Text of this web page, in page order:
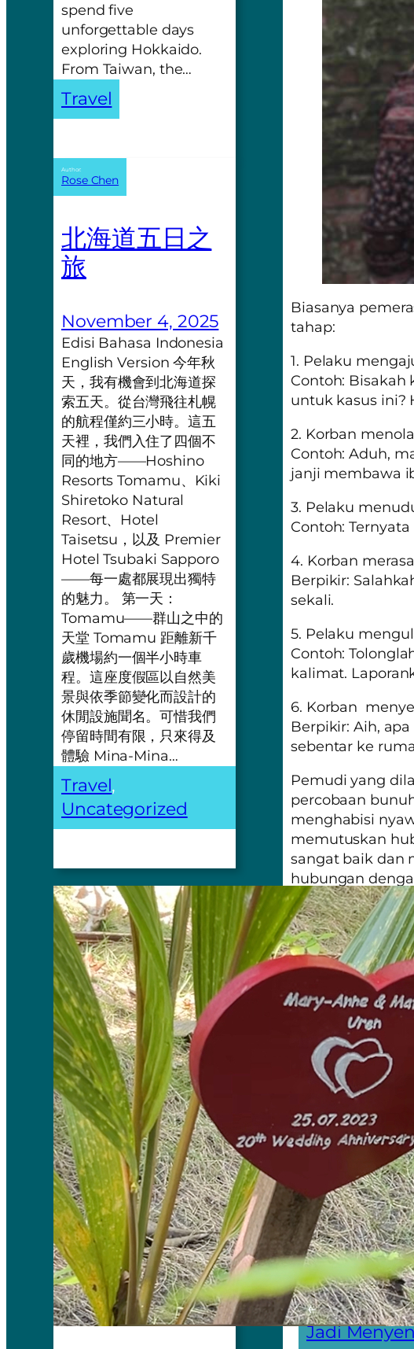
spend five
unforgettable days
exploring Hokkaido.
From Taiwan, the…
Travel
Author:
Rose Chen
北海道五日之
旅
November 4, 2025
Edisi Bahasa Indonesia
English Version 今年秋
天，我有機會到北海道探
索五天。從台灣飛往札幌
的航程僅約三小時。這五
天裡，我們入住了四個不
同的地方——Hoshino
Resorts Tomamu、Kiki
Shiretoko Natural
Resort、Hotel
Taisetsu，以及 Premier
Hotel Tsubaki Sapporo
——每一處都展現出獨特
的魅力。 第一天：
Tomamu——群山之中的
天堂 Tomamu 距離新千
歲機場約一個半小時車
程。這座度假區以自然美
景與依季節變化而設計的
休閒設施聞名。可惜我們
停留時間有限，只來得及
體驗 Mina-Mina…
Travel
Uncategorized
Biasanya
tahap:
1. Pelaku
Contoh:
untuk kasus ini?
2. Korban
Contoh: Aduh,
janji membawa
3. Pelaku
Contoh:
4. Korban
Berpikir:
sekali.
5. Pelaku
Contoh:
kalimat.
6. Korban
Berpikir: Aih,
sebentar ke
Pemudi yang
percobaan
menghabisi
memutuskan
sangat baik dan
hubungan
demi kebaikan
yang mampu
yang baik.
saya yang mati.”
Pemerasan
muram. Hati
1. Perasaan
tekanan itu
2. Otak
belajar dan
3. Harga diri
4. Diserang
5. Kehilangan
Kesehatan
Pemerasan
←
Jadi